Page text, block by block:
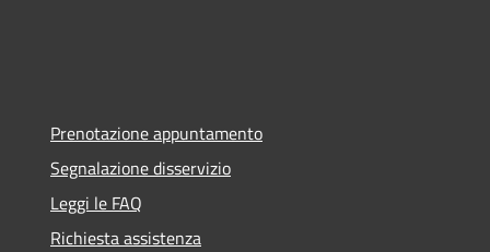
Prenotazione appuntamento
Segnalazione disservizio
Leggi le FAQ
Richiesta assistenza